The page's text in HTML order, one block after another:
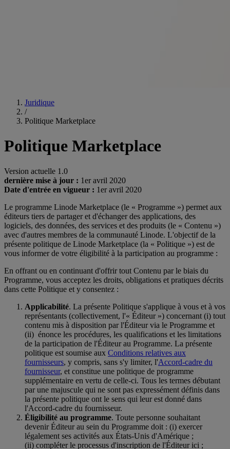
Juridique
/
Politique Marketplace
Politique Marketplace
Version actuelle 1.0
dernière mise à jour : 1er avril 2020
Date d'entrée en vigueur : 1er avril 2020
Le programme Linode Marketplace (le « Programme ») permet aux
éditeurs tiers de partager et d'échanger des applications, des
logiciels, des données, des services et des produits (le « Contenu »)
avec d'autres membres de la communauté Linode. L'objectif de la
présente politique de Linode Marketplace (la « Politique ») est de
vous informer de votre éligibilité à la participation au programme :
En offrant ou en continuant d'offrir tout Contenu par le biais du
Programme, vous acceptez les droits, obligations et pratiques décrits
dans cette Politique et y consentez :
Applicabilité. La présente Politique s'applique à vous et à vos
représentants (collectivement, l'« Éditeur ») concernant (i) tout
contenu mis à disposition par l'Éditeur via le Programme et
(ii) énonce les procédures, les qualifications et les limitations
de la participation de l'Éditeur au Programme. La présente
politique est soumise aux Conditions relatives aux
fournisseurs, y compris, sans s'y limiter, l'Accord-cadre du
fournisseur, et constitue une politique de programme
supplémentaire en vertu de celle-ci. Tous les termes débutant
par une majuscule qui ne sont pas expressément définis dans
la présente politique ont le sens qui leur est donné dans
l'Accord-cadre du fournisseur.
Éligibilité au programme. Toute personne souhaitant
devenir Éditeur au sein du Programme doit : (i) exercer
légalement ses activités aux États-Unis d'Amérique ;
(ii) compléter le processus d'inscription de l'Éditeur ici ;